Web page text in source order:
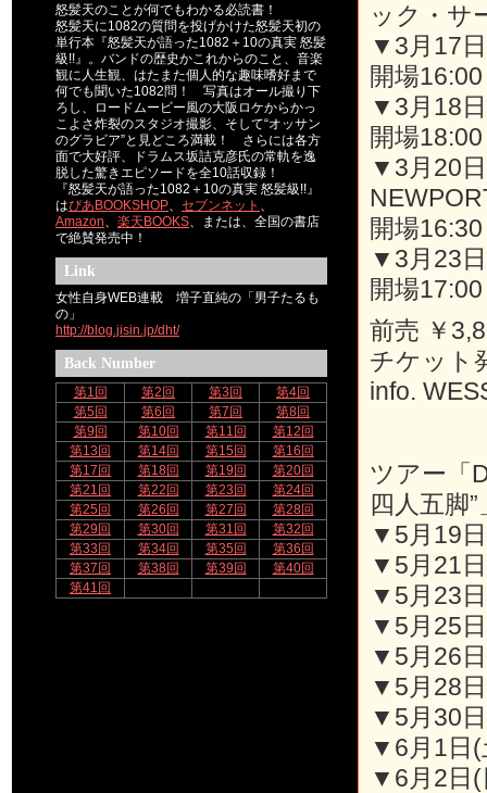
怒髪天のことが何でもわかる必読書！
怒髪天に1082の質問を投げかけた怒髪天初の
単行本『怒髪天が語った1082＋10の真実 怒髪
級!!』。バンドの歴史かこれからのこと、音楽
観に人生観、はたまた個人的な趣味嗜好まで
何でも聞いた1082問！ 写真はオール撮り下
ろし、ロードムービー風の大阪ロケからかっ
こよさ炸裂のスタジオ撮影、そして“オッサン
のグラビア”と見どころ満載！ さらには各方
面で大好評、ドラムス坂詰克彦氏の常軌を逸
脱した驚きエピソードを全10話収録！
『怒髪天が語った1082＋10の真実 怒髪級!!』
はぴあBOOKSHOP、 セブンネット 、
Amazon、 楽天BOOKS、または、全国の書店
で絶賛発売中！
Link
女性自身WEB連載 増子直純の「男子たるも
の」
http://blog.jisin.jp/dht/
Back Number
第1回 第2回 第3回
第4回
第5回
第6回 第7回
第8回
第9回
第10回 第11回
第12回
第13回
第14回 第15回
第16回
第17回
第18回 第19回
第20回
第21回
第22回 第23回
第24回
第25回
第26回 第27回
第28回
第29回
第30回 第31回
第32回
第33回
第34回 第35回
第36回
第37回
第38回 第39回
第40回
第41回
ック・サ
▼3月17
開場
▼3月18
開場
▼3月20
開場
▼3月23
開場
前売 ￥
チケット
info.
ツアー「
四人五脚”
▼5月19
▼5月21
▼5月23
▼5月25
▼5月26
▼5月28
▼5月30
▼6月1日(
▼6月2日(